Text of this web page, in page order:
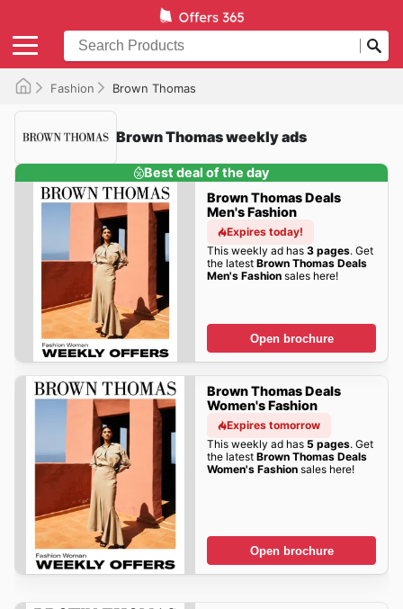
Fashion Brown Thomas
Brown Thomas weekly ads
Best deal of the day
Brown Thomas Deals
Men's Fashion
Expires today!
This weekly ad has 3 pages. Get
the latest Brown Thomas Deals
Men's Fashionsales here!
Open brochure
Brown Thomas Deals
Women's Fashion
Expires tomorrow
This weekly ad has 5 pages. Get
the latest Brown Thomas Deals
Women's Fashionsales here!
Open brochure